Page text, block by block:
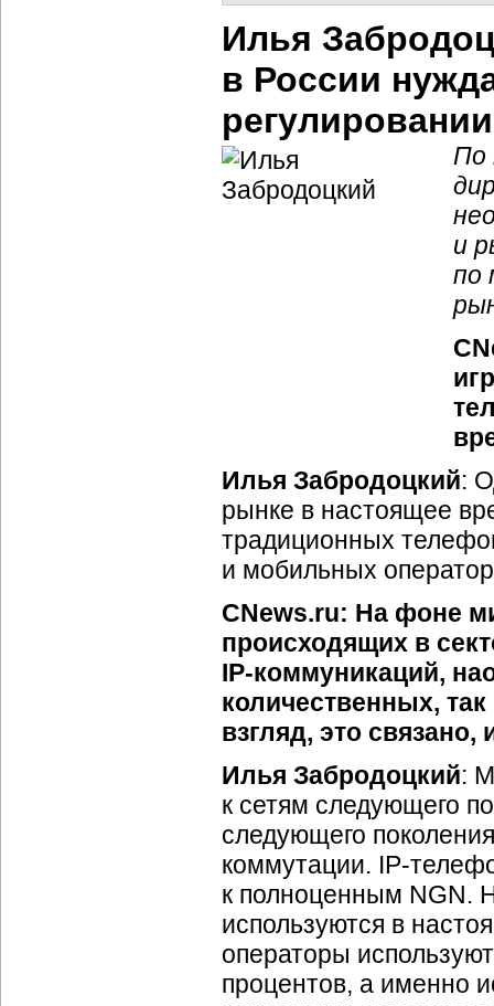
Илья
в России
регулировании
По
и
по
Илья Забродоцкий:
рынке в настоящее
традиционных
и мобильных
CNews.ru: На фоне
происходящих в
IP-коммуникаций,
количественных,
взгляд, это связано,
Илья Забродоцкий:
к сетям следующего
следующего
коммутации. IP-
к полноценным NGN.
используются в
операторы
процентов, а именно